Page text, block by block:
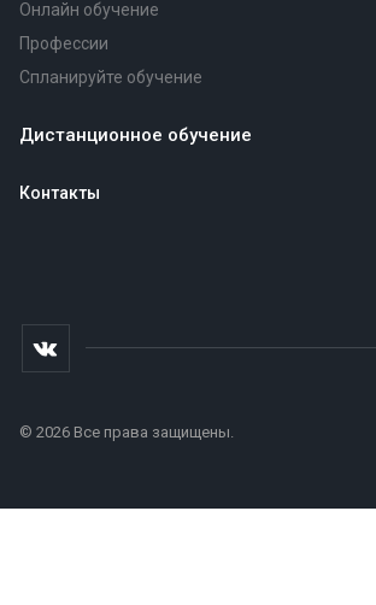
Онлайн обучение
Профессии
Спланируйте обучение
Дистанционное обучение
Контакты
© 2026 Все права защищены.